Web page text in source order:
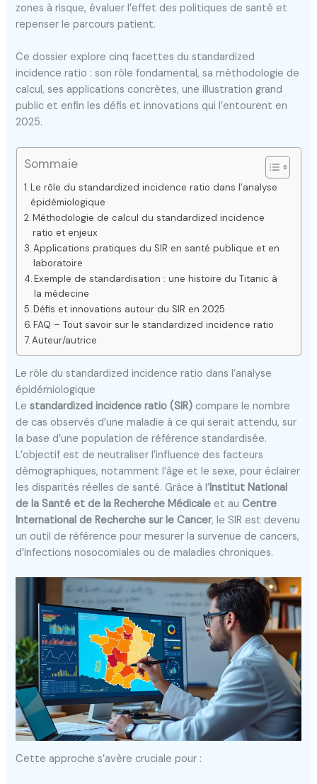
zones à risque, évaluer l’effet des politiques de santé et
repenser le parcours patient.
Ce dossier explore cinq facettes du standardized
incidence ratio : son rôle fondamental, sa méthodologie de
calcul, ses applications concrètes, une illustration grand
public et enfin les défis et innovations qui l’entourent en
2025.
Sommaie
Le rôle du standardized incidence ratio dans l’analyse
épidémiologique
Méthodologie de calcul du standardized incidence
ratio et enjeux
Applications pratiques du SIR en santé publique et en
laboratoire
Exemple de standardisation : une histoire du Titanic à
la médecine
Défis et innovations autour du SIR en 2025
FAQ – Tout savoir sur le standardized incidence ratio
Auteur/autrice
Le rôle du standardized incidence ratio dans l’analyse
épidémiologique
Lestandardized incidence ratio (SIR) compare le nombre
de cas observés d’une maladie à ce qui serait attendu, sur
la base d’une population de référence standardisée.
L’objectif est de neutraliser l’influence des facteurs
démographiques, notamment l’âge et le sexe, pour éclairer
les disparités réelles de santé. Grâce à l’Institut National
de la Santé et de la Recherche Médicale et au Centre
International de Recherche sur le Cancer, le SIR est devenu
un outil de référence pour mesurer la survenue de cancers,
d’infections nosocomiales ou de maladies chroniques.
Cette approche s’avère cruciale pour :